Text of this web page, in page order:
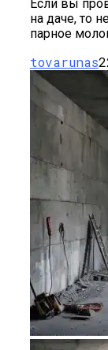
Если вы
на даче, то
парное
tovarunas